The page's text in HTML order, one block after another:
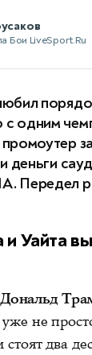
Бои LiveSport.Ru
с одним
деньги
Передел
Уайта
Дональд
не
два